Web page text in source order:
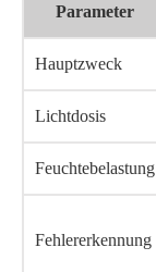
Parameter
Hauptzweck
Lichtdosis
Feuchtebelastung
Fehlererkennung